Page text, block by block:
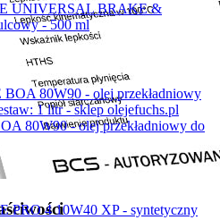
UNIVERSAL BRAKE &
- 500 ml
80W90 - olej przekładniowy do